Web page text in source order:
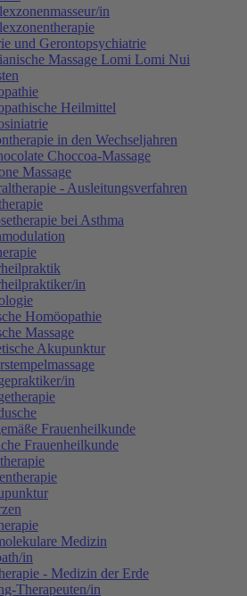
in
und Gerontopsychiatrie
Massage Lomi Lomi Nui
Heilmittel
in den Wechseljahren
Choccoa-Massage
Massage
- Ausleitungsverfahren
bei Asthma
in
Homöopathie
Massage
Akupunktur
in
Frauenheilkunde
Frauenheilkunde
Medizin
in
- Medizin der Erde
Therapeuten/in